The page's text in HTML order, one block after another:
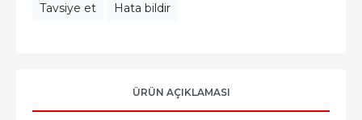
Tavsiye et Hata bildir
ÜRÜN AÇIKLAMASI